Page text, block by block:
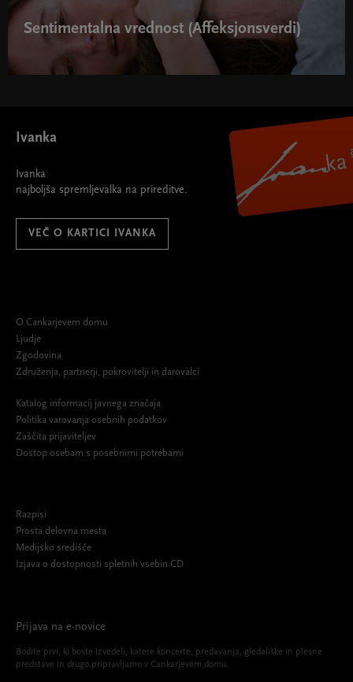
Sentimentalna vrednost (Affeksjonsverdi)
Ivanka
Ivanka
najboljša spremljevalka na prireditve.
VEČ O KARTICI IVANKA
O Cankarjevem domu
Ljudje
Zgodovina
Združenja, partnerji, pokrovitelji in darovalci
Katalog informacij javnega značaja
Politika varovanja osebnih podatkov
Zaščita prijaviteljev
Dostop osebam s posebnimi potrebami
Razpisi
Prosta delovna mesta
Medijsko središče
Izjava o dostopnosti spletnih vsebin CD
Prijava na e-novice
Bodite prvi, ki boste izvedeli, katere koncerte, predavanja, gledališke in plesne
predstave in drugo pripravljamo v Cankarjevem domu.